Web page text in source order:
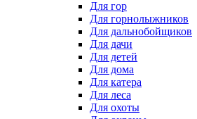
Для гор
Для горнолыжников
Для дальнобойщиков
Для дачи
Для детей
Для дома
Для катера
Для леса
Для охоты